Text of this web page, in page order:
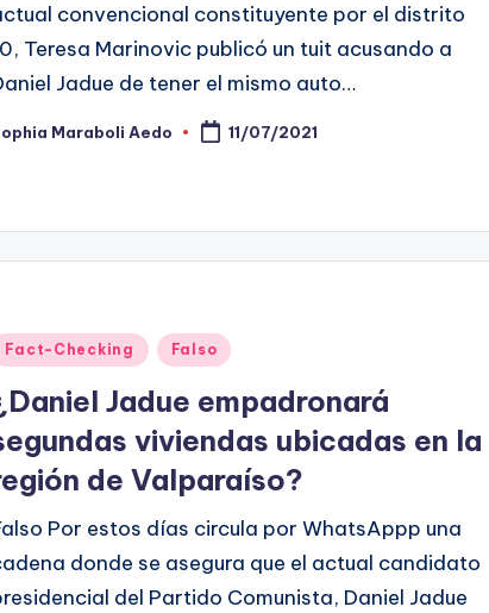
convencional constituyente por el distrito
Teresa Marinovic publicó un tuit acusando a
Jadue de tener el mismo auto…
Maraboli Aedo 11/07/2021
Fact-Checking Falso
Jadue empadronará
viviendas ubicadas en la
de Valparaíso?
Por estos días circula por WhatsAppp una
donde se asegura que el actual candidato
del Partido Comunista, Daniel Jadue